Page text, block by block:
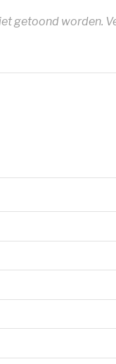
getoond worden.